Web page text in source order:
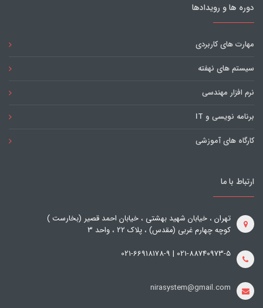
دوره ها و رویدادها
مهارت های کاربردی
سیستم های نهفته
نرم افزار مهندسی
برنامه نویسی و IT
کارگاه های آموزشی
ارتباط با ما
تهران ، خیابان شهید بهشتی ، خیابان احمد قصیر (بخارست )
کوچه چهارم غربی (مقدس) ، پلاک 22 ، واحد 3
021-88740973-5 | 021-66918178-9
nirasystem@gmail.com